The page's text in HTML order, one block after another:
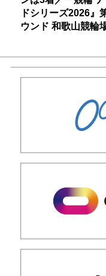
ドシリーズ2026』
ウンド 和歌山競輪